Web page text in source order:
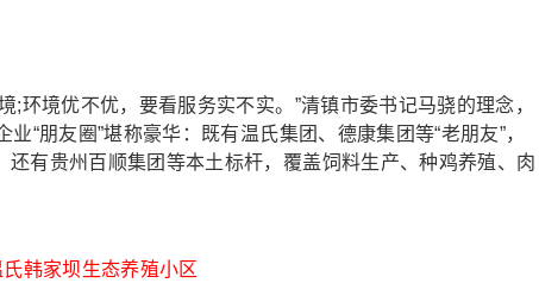
境优不优，要看服务实不实。”清镇市委书记马骁的理念，
“朋友圈”堪称豪华：既有温氏集团、德康集团等“老朋友”，
有贵州百顺集团等本土标杆，覆盖饲料生产、种鸡养殖、肉
韩家坝生态养殖小区